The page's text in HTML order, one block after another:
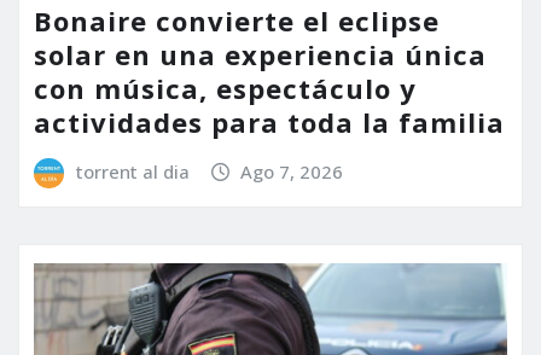
Bonaire convierte el eclipse
solar en una experiencia única
con música, espectáculo y
actividades para toda la familia
torrent al dia Ago 7, 2026